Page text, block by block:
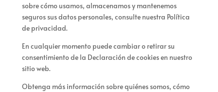
sobre cómo usamos, almacenamos y mantenemos
seguros sus datos personales, consulte nuestra Política
de privacidad.
En cualquier momento puede cambiar o retirar su
consentimiento de la Declaración de cookies en nuestro
sitio web.
Obtenga más información sobre quiénes somos, cómo